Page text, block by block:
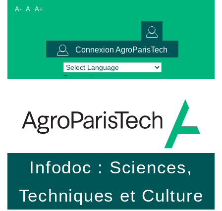
A- A A+
Connexion AgroParisTech
Powered by Translate
Infodoc : Sciences,
Techniques et Culture